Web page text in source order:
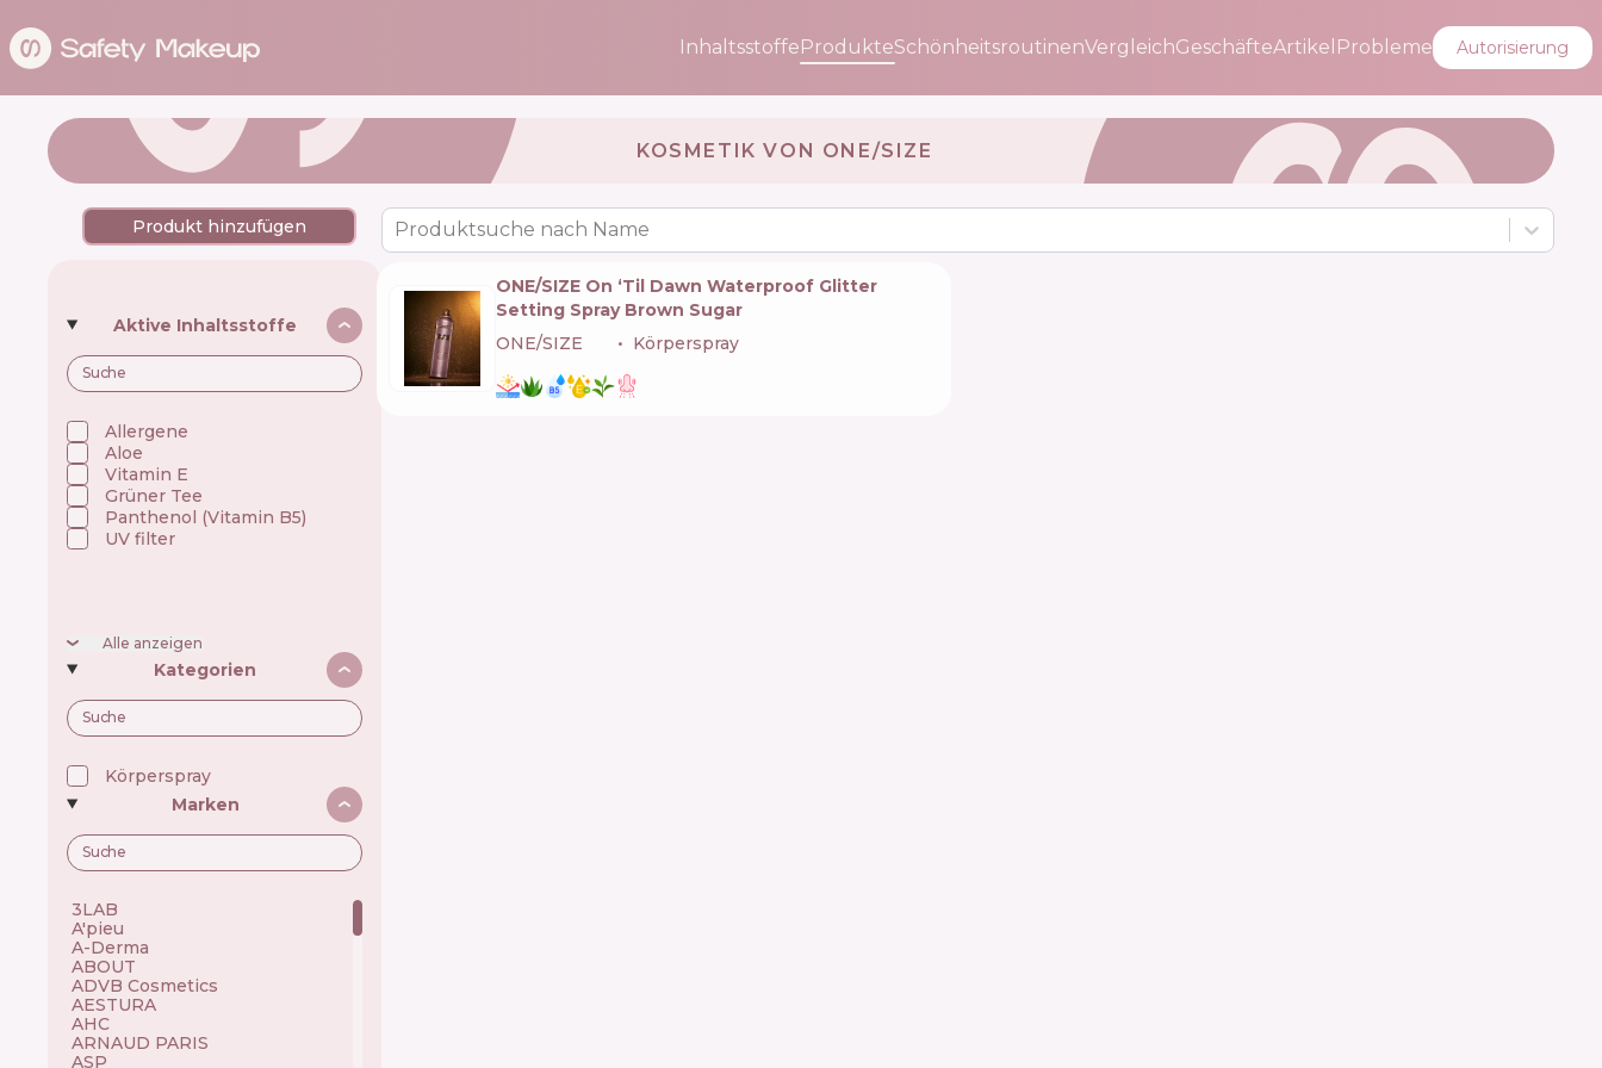
InhaltsstoffeProdukteSchönheitsroutinenVergleichGeschäfteArtikel Probleme Autorisierung
KOSMETIK VON ONE/SIZE 🇺🇸
Produkt hinzufügen
Aktive Inhaltsstoffe
Allergene
Aloe
Vitamin E
Grüner Tee
Panthenol (Vitamin B5)
UV filter
Alle anzeigen
Kategorien
Körperspray
Marken
3LAB 🇺🇸
A'pieu 🇰🇷
A-Derma 🇫🇷
ABOUT 🇺🇦
ADVB Cosmetics 🇹🇷
AESTURA 🇰🇷
AHC 🇰🇷
ARNAUD PARIS 🇫🇷
ASP 🇬🇧
Produktsuche nach Name
ONE/SIZE On ‘Til Dawn Waterproof Glitter
Setting Spray Brown Sugar
ONE/SIZE
Körperspray